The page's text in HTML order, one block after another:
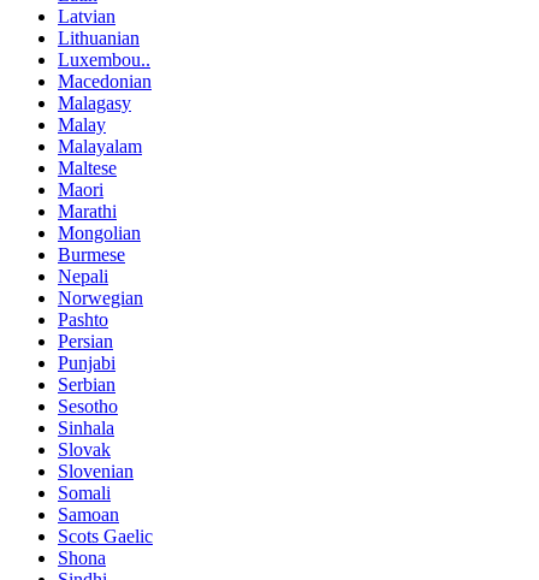
Latvian
Lithuanian
Luxembou..
Macedonian
Malagasy
Malay
Malayalam
Maltese
Maori
Marathi
Mongolian
Burmese
Nepali
Norwegian
Pashto
Persian
Punjabi
Serbian
Sesotho
Sinhala
Slovak
Slovenian
Somali
Samoan
Scots Gaelic
Shona